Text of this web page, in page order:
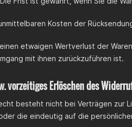
Kosten der
etwaigen Wertverlust der
mit ihnen zurückzuführen ist.
vorzeitiges Erlöschen des
besteht nicht bei Verträgen zur
die eindeutig auf die